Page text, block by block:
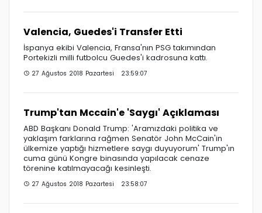
Valencia, Guedes'i Transfer Etti
İspanya ekibi Valencia, Fransa'nın PSG takımından
Portekizli milli futbolcu Guedes'i kadrosuna kattı.
27 Ağustos 2018 Pazartesi 23:59:07
Trump'tan Mccain'e 'Saygı' Açıklaması
ABD Başkanı Donald Trump: 'Aramızdaki politika ve
yaklaşım farklarına rağmen Senatör John McCain'in
ülkemize yaptığı hizmetlere saygı duyuyorum' Trump'ın
cuma günü Kongre binasında yapılacak cenaze
törenine katılmayacağı kesinleşti.
27 Ağustos 2018 Pazartesi 23:58:07